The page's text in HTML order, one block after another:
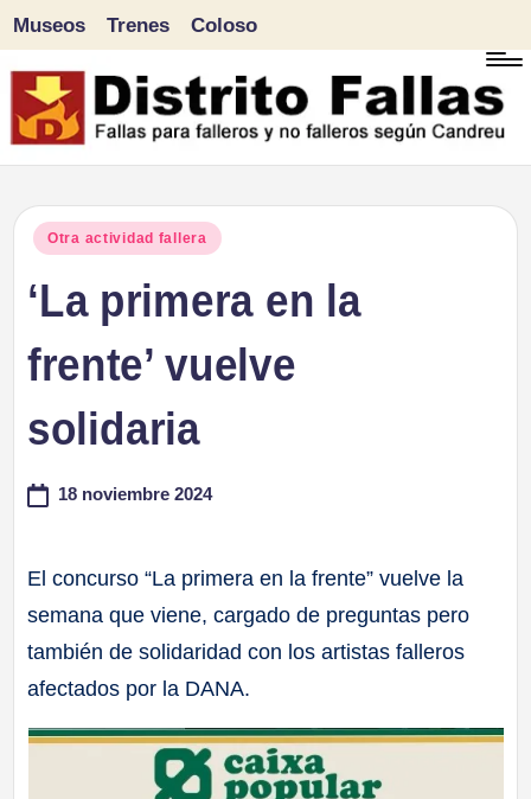
Saltar
al
Museos Trenes Coloso
Publicado
Otra actividad fallera
‘La primera en la
frente’ vuelve
solidaria
18 noviembre 2024
El concurso “La primera en la frente” vuelve la
semana que viene, cargado de preguntas pero
también de solidaridad con los artistas falleros
afectados por la DANA.